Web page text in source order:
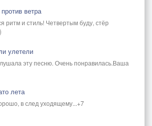
ветра
ритм и стиль! Четвертым буду, стёр
улетели
эту песню. Очень понравилась.Ваша
лета
в след уходящему...+7